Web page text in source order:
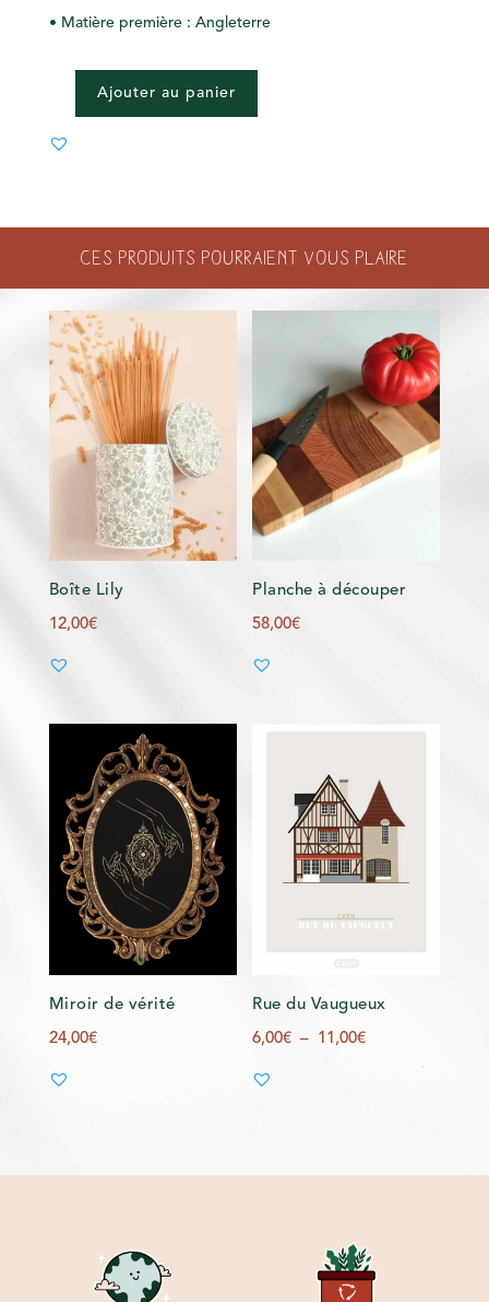
• Matière première : Angleterre
QUANTITÉ
CITROUILLE
Ajouter au panier
Ces produits pourraient vous plaire
Boîte Lily
12,00€
Planche à découper
58,00€
Miroir de vérité
24,00€
Rue du Vaugueux
6,00€ – 11,00€Plage
11,00€